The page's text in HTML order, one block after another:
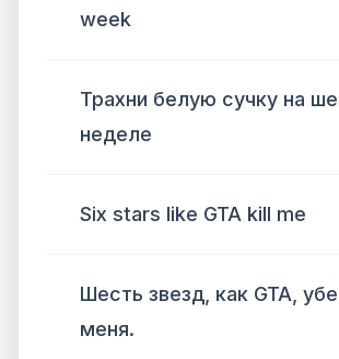
week
Трахни белую сучку на
неделе
Six stars like GTA kill me
Шесть звезд, как GTA,
меня.